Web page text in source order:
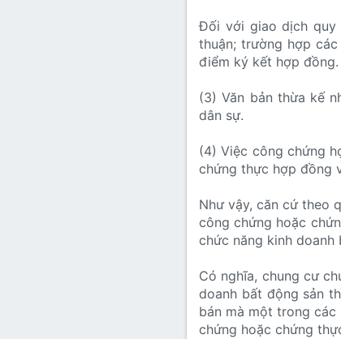
Đối với giao dịch quy
thuận; trường hợp
điểm ký kết hợp đồng.
(3) Văn bản thừa kế
dân sự.
(4) Việc công chứng
chứng thực hợp đồng
Như vậy, căn cứ theo
công chứng hoặc
chức năng kinh
Có nghĩa, chung cư
doanh bất động sản
bán mà một trong
chứng hoặc chứng